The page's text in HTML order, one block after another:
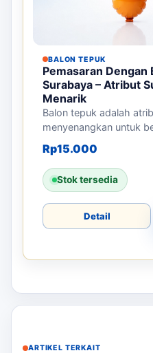
BALON TEPUK
Pemasaran Dengan
Surabaya – Atribut
Menarik
Balon tepuk adalah
menyenangkan untuk
Rp15.000
Stok tersedia
Detail
ARTIKEL TERKAIT